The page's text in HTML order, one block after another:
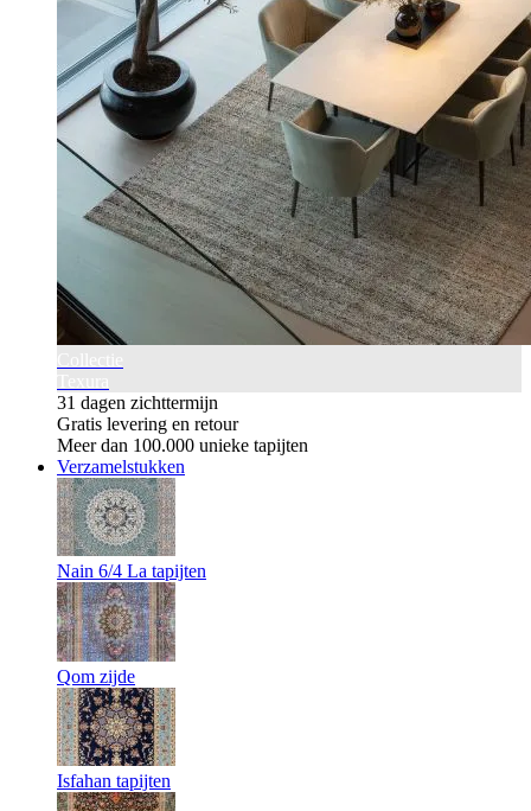
31 dagen zichttermijn
Gratis levering en retour
Meer dan 100.000 unieke tapijten
Verzamelstukken
Nain 6/4 La tapijten
Qom zijde
Isfahan tapijten